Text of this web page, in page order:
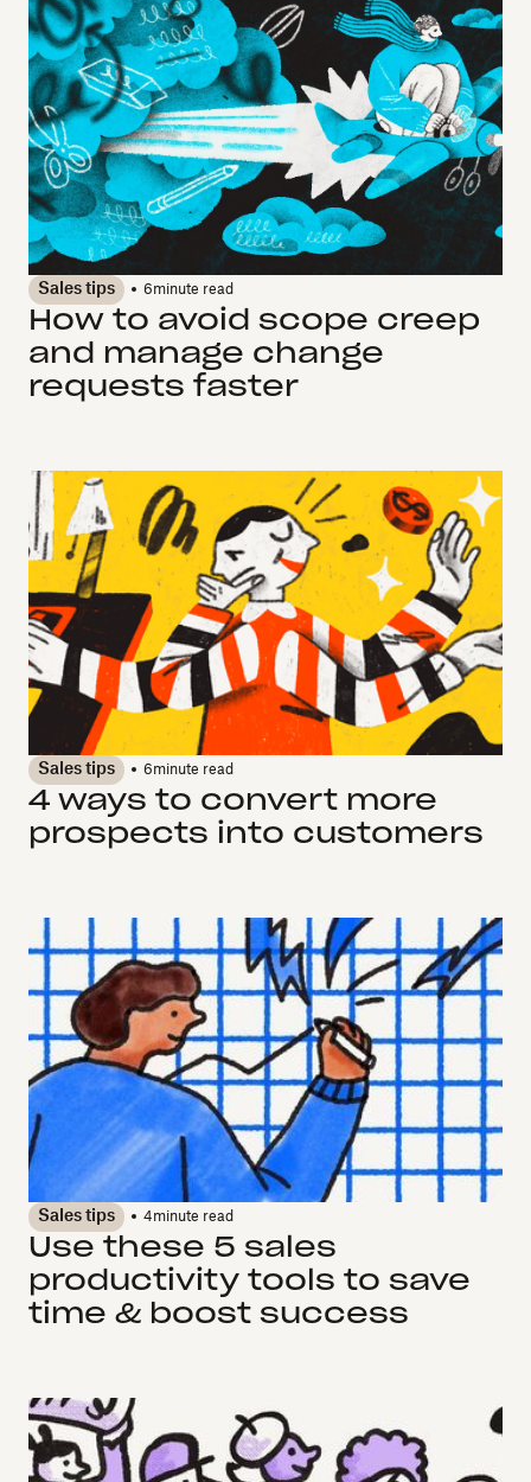
Sales tips 6minute read
How to avoid scope creep
and manage change
requests faster
Sales tips 6minute read
4 ways to convert more
prospects into customers
Sales tips 4minute read
Use these 5 sales
productivity tools to save
time & boost success